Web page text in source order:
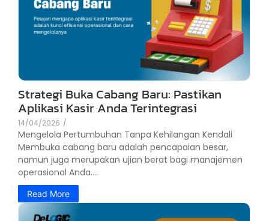
Strategi Buka Cabang Baru: Pastikan
Aplikasi Kasir Anda Terintegrasi
14/04/2026 /
Mengelola Pertumbuhan Tanpa Kehilangan Kendali
Membuka cabang baru adalah pencapaian besar,
namun juga merupakan ujian berat bagi manajemen
operasional Anda....
Read More